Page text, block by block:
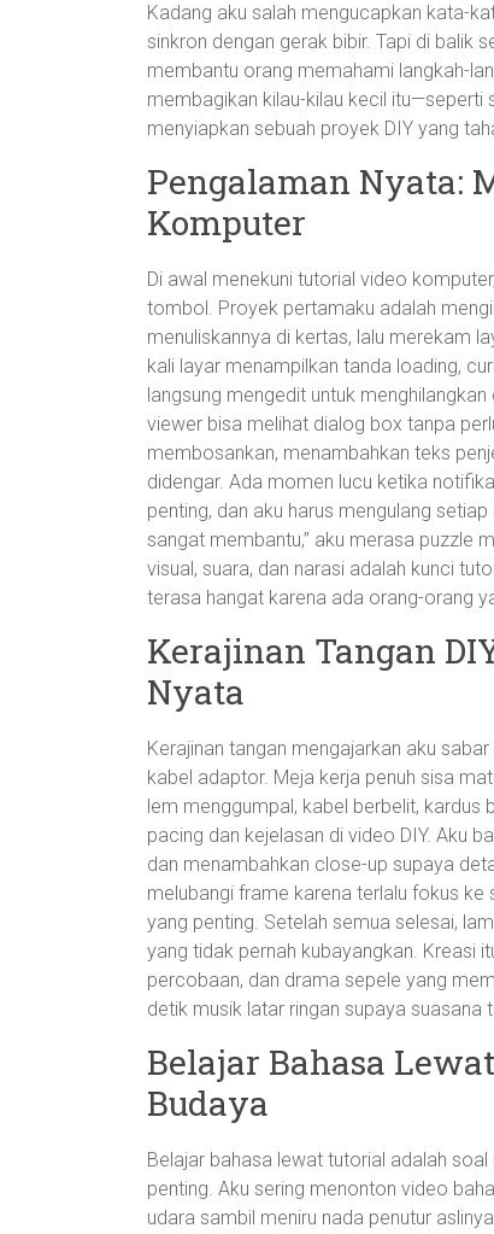
Kadang aku salah mengucapkan kata-
sinkron dengan gerak bibir. Tapi di balik
membantu orang memahami langkah-
membagikan kilau-kilau kecil itu—seperti
menyiapkan sebuah proyek DIY yang
Pengalaman Nyata:
Komputer
Di awal menekuni tutorial video
tombol. Proyek pertamaku adalah
menuliskannya di kertas, lalu merekam
kali layar menampilkan tanda loading,
langsung mengedit untuk
viewer bisa melihat dialog box tanpa
membosankan, menambahkan teks
didengar. Ada momen lucu ketika
penting, dan aku harus mengulang
sangat membantu,” aku merasa puzzle
visual, suara, dan narasi adalah kunci
terasa hangat karena ada orang-orang
Kerajinan Tangan
Nyata
Kerajinan tangan mengajarkan aku
kabel adaptor. Meja kerja penuh sisa
lem menggumpal, kabel berbelit, kardus
pacing dan kejelasan di video DIY. Aku
dan menambahkan close-up supaya
melubangi frame karena terlalu fokus
yang penting. Setelah semua selesai,
yang tidak pernah kubayangkan. Kreasi
percobaan, dan drama sepele yang
detik musik latar ringan supaya suasana
Belajar Bahasa
Budaya
Belajar bahasa lewat tutorial adalah
penting. Aku sering menonton video
udara sambil meniru nada penutur